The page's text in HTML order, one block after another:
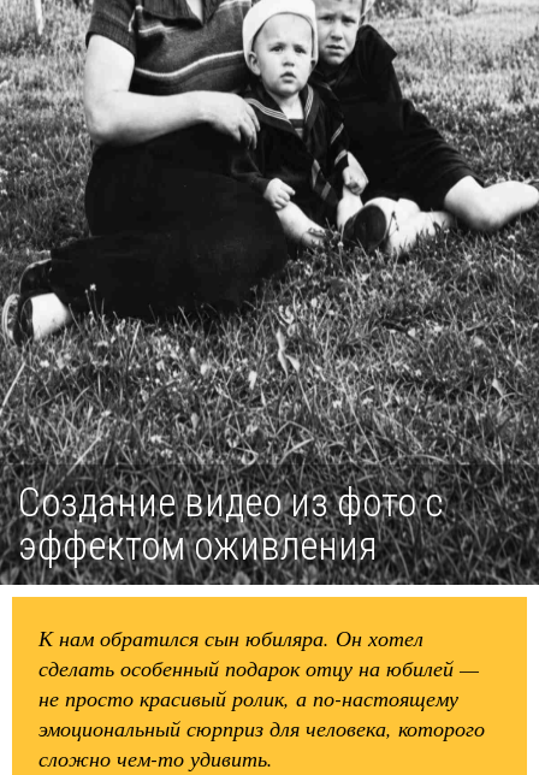
Создание видео из фото с
эффектом оживления
К нам обратился сын юбиляра. Он хотел
сделать особенный подарок отцу на юбилей —
не просто красивый ролик, а по-настоящему
эмоциональный сюрприз для человека, которого
сложно чем-то удивить.